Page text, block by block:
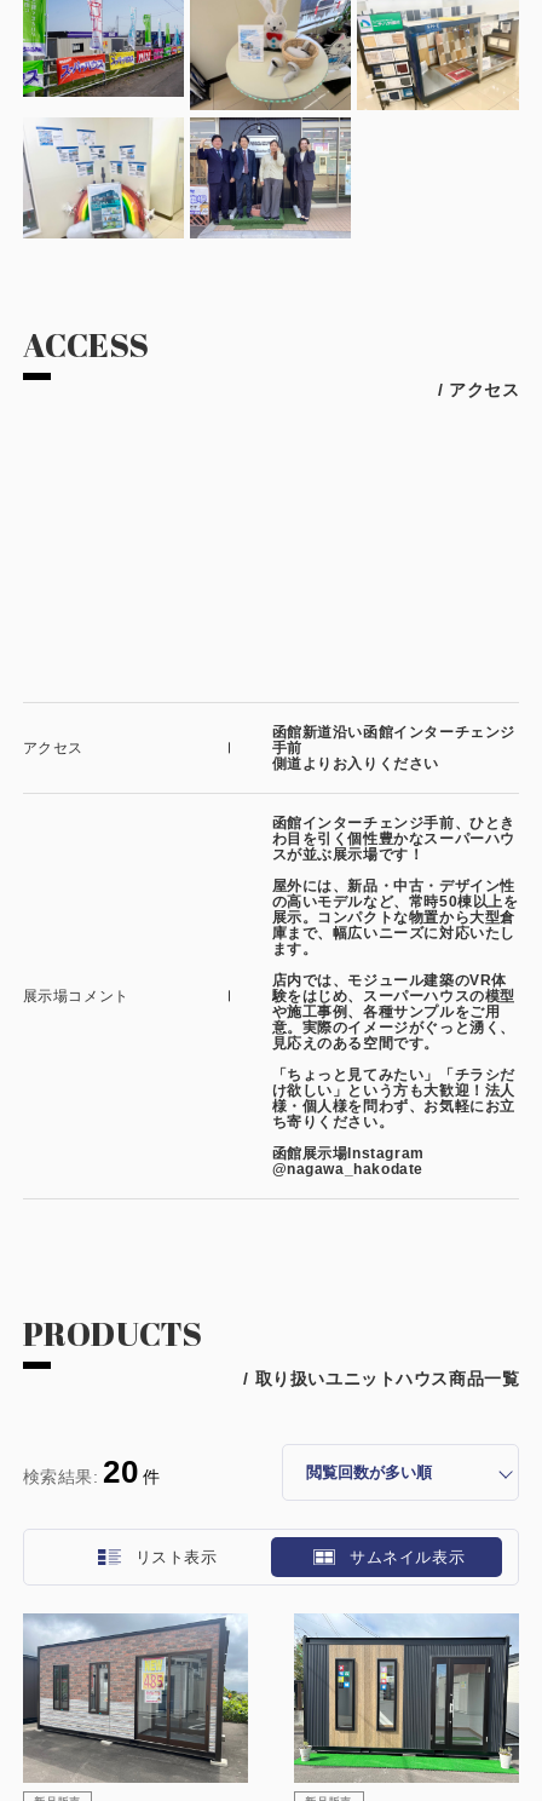
ACCESS
/ アクセス
アクセス
函館新道沿い函館インターチェンジ
手前
側道よりお入りください
展示場コメント
函館インターチェンジ手前、ひとき
わ目を引く個性豊かなスーパーハウ
スが並ぶ展示場です！
屋外には、新品・中古・デザイン性
の高いモデルなど、常時50棟以上を
展示。コンパクトな物置から大型倉
庫まで、幅広いニーズに対応いたし
ます。
店内では、モジュール建築のVR体
験をはじめ、スーパーハウスの模型
や施工事例、各種サンプルをご用
意。実際のイメージがぐっと湧く、
見応えのある空間です。
「ちょっと見てみたい」「チラシだ
け欲しい」という方も大歓迎！法人
様・個人様を問わず、お気軽にお立
ち寄りください。
函館展示場Instagram
@nagawa_hakodate
PRODUCTS
/ 取り扱いユニットハウス商品一覧
検索結果: 20 件
リスト表示 サムネイル表示